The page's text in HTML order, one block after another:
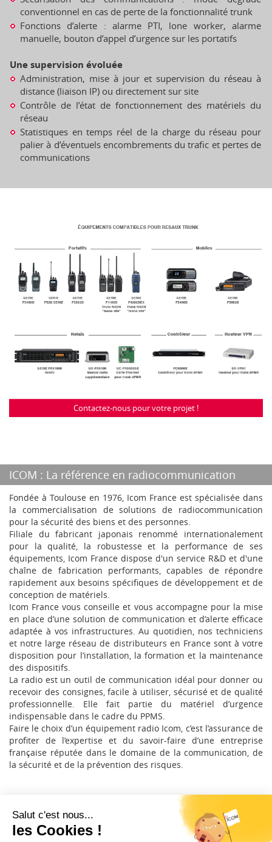
conventionnel en cas de perte de la fonctionnalité trunk
Fonctions d’alerte : alarme PTI, lone worker, alarme
manuelle, bouton d’appel d’urgence sur les portatifs
Une supervision évoluée
Administration, mise à jour et supervision du réseau à
distance (liaison IP) ou directement sur site
Contrôle de l’état de fonctionnement des matériels du
réseau
Statistiques en temps réel de la charge du réseau pour
palier à d’éventuels encombrements du trafic et pertes de
communications
Contactez-nous pour votre projet !
ICOM : La référence en radiocommunication
Fondée à Toulouse en 1976, Icom France est spécialisée dans
la commercialisation de solutions de radiocommunication
pour la sécurité des biens et des personnes.
Filiale du fabricant japonais renommé internationalement
pour la qualité, la robustesse et la performance de ses
équipements, Icom France dispose d'un service R&D et d'une
chaîne de fabrication performants, capables de répondre
rapidement aux besoins spécifiques de développement et de
conception de matériels.
Icom France vous conseille et vous accompagne pour la mise
en place d’une solution de communication et d’alerte efficace
adaptée à vos infrastructures. Au quotidien, nos techniciens
et notre large réseau de distributeurs en France sont à votre
disposition pour l’installation, la formation et la maintenance
des dispositifs.
La radio est un outil de communication idéal pour donner ou
recevoir des consignes, facile à utiliser, sécurisé et de qualité
professionnelle. Elle fait partie du matériel d’urgence
indispensable dans le cadre du PPMS.
Faire le choix d’un équipement radio Icom, c’est l’assurance de
profiter de l’expertise et du savoir-faire d’une entreprise
française réputée dans le domaine de la communication, de
la sécurité et de la prévention des risques.
Restez informé !Abonnez-vous à la newsletter et recevez
toutes les actualités d’ICOM France